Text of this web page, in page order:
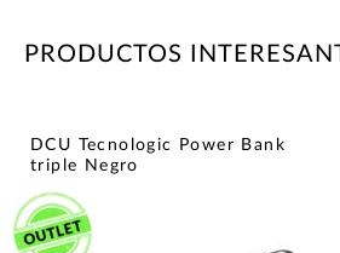
PRODUCTOS
DCU Tecnologic Power Bank
triple Negro